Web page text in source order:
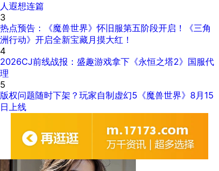
人遐想连篇
3
热点预告：《魔兽世界》怀旧服第五阶段开启！《三角
洲行动》开启全新宝藏月摸大红！
4
2026CJ前线战报：盛趣游戏拿下《永恒之塔2》国服代
理
5
版权问题随时下架？玩家自制虚幻5《魔兽世界》8月15
日上线